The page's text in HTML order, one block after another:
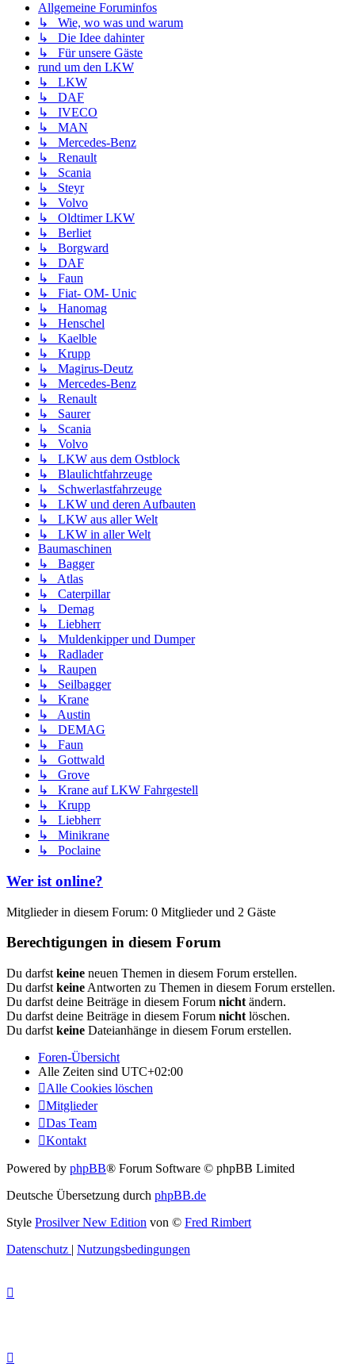
Allgemeine Foruminfos
↳ Wie, wo was und warum
↳ Die Idee dahinter
↳ Für unsere Gäste
rund um den LKW
↳ LKW
↳ DAF
↳ IVECO
↳ MAN
↳ Mercedes-Benz
↳ Renault
↳ Scania
↳ Steyr
↳ Volvo
↳ Oldtimer LKW
↳ Berliet
↳ Borgward
↳ DAF
↳ Faun
↳ Fiat- OM- Unic
↳ Hanomag
↳ Henschel
↳ Kaelble
↳ Krupp
↳ Magirus-Deutz
↳ Mercedes-Benz
↳ Renault
↳ Saurer
↳ Scania
↳ Volvo
↳ LKW aus dem Ostblock
↳ Blaulichtfahrzeuge
↳ Schwerlastfahrzeuge
↳ LKW und deren Aufbauten
↳ LKW aus aller Welt
↳ LKW in aller Welt
Baumaschinen
↳ Bagger
↳ Atlas
↳ Caterpillar
↳ Demag
↳ Liebherr
↳ Muldenkipper und Dumper
↳ Radlader
↳ Raupen
↳ Seilbagger
↳ Krane
↳ Austin
↳ DEMAG
↳ Faun
↳ Gottwald
↳ Grove
↳ Krane auf LKW Fahrgestell
↳ Krupp
↳ Liebherr
↳ Minikrane
↳ Poclaine
Wer ist online?
Mitglieder in diesem Forum: 0 Mitglieder und 2 Gäste
Berechtigungen in diesem Forum
Du darfst keine neuen Themen in diesem Forum erstellen.
Du darfst keine Antworten zu Themen in diesem Forum erstellen.
Du darfst deine Beiträge in diesem Forum nicht ändern.
Du darfst deine Beiträge in diesem Forum nicht löschen.
Du darfst keine Dateianhänge in diesem Forum erstellen.
Foren-Übersicht
Alle Zeiten sind UTC+02:00
Alle Cookies löschen
Mitglieder
Das Team
Kontakt
Powered by phpBB® Forum Software © phpBB Limited
Deutsche Übersetzung durch phpBB.de
Style Prosilver New Edition von © Fred Rimbert
Datenschutz | Nutzungsbedingungen